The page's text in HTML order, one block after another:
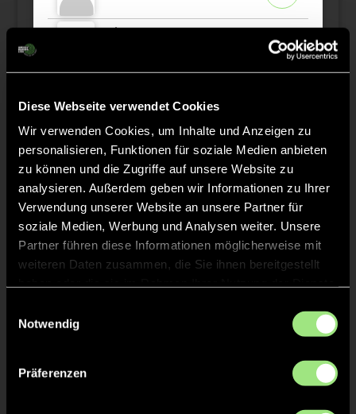
Diese Webseite verwendet Cookies
Wir verwenden Cookies, um Inhalte und Anzeigen zu
personalisieren, Funktionen für soziale Medien anbieten
zu können und die Zugriffe auf unsere Website zu
analysieren. Außerdem geben wir Informationen zu Ihrer
Verwendung unserer Website an unsere Partner für
soziale Medien, Werbung und Analysen weiter. Unsere
Partner führen diese Informationen möglicherweise mit
weiteren Daten zusammen, die Sie ihnen bereitgestellt
Notwendig
Präferenzen
Jelena
20
Staff
Oliver HEUN
TW = Torwart & ETW = Ersatztorwart, K = Kapitän